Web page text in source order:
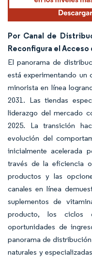
Por Canal de
Reconfigura el
El panorama de
está experimentando un
minorista en línea
2031. Las tiendas
liderazgo del mercado
2025. La transición
evolución del
inicialmente acelerada
través de la eficiencia
productos y las
canales en línea
suplementos de
producto, los ciclos
oportunidades de
panorama de
naturales y